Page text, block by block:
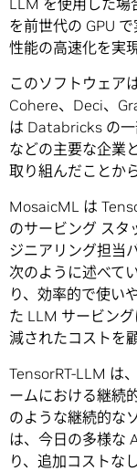
を前世代の GPU
性能の高速化を実
このソフトウェア
Cohere、Deci、
は Databricks の
などの主要な企業
取り組んだことか
MosaicML は
のサービング ス
ジニアリング担当
次のように述べて
り、効率的で使い
た LLM サービン
減されたコストを
TensorRT-LLM は
ームにおける継続
のような継続的な
は、今日の多様な
り、追加コストな